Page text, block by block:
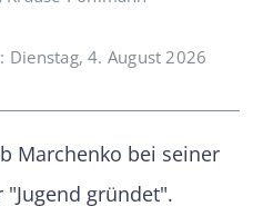
Dienstag, 4. August 2026